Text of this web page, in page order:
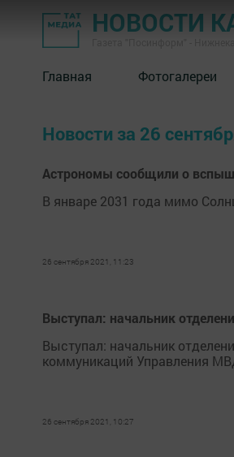
НОВОСТИ
Главная Фотогалереи
Новости за 26
Астрономы сообщили о
В январе 2031 года мимо
26 сентября 2021, 11:23
Выступал: начальник
Выступал: начальник
коммуникаций Управления
26 сентября 2021, 10:27